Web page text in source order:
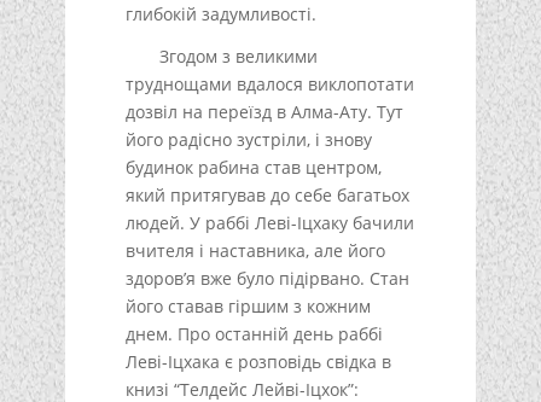
глибокій задумливості.
Згодом з великими
труднощами вдалося виклопотати
дозвіл на переїзд в Алма-Ату. Тут
його радісно зустріли, і знову
будинок рабина став центром,
який притягував до себе багатьох
людей. У раббі Леві-Іцхаку бачили
вчителя і наставника, але його
здоров’я вже було підірвано. Стан
його ставав гіршим з кожним
днем. Про останній день раббі
Леві-Іцхака є розповідь свідка в
книзі “Телдейс Лейві-Іцхок”: